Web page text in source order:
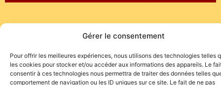
Gérer le consentement
Pour offrir les meilleures expériences, nous utilisons des technologies telles
les cookies pour stocker et/ou accéder aux informations des appareils. Le
consentir à ces technologies nous permettra de traiter des données telles
comportement de navigation ou les ID uniques sur ce site. Le fait de ne pas